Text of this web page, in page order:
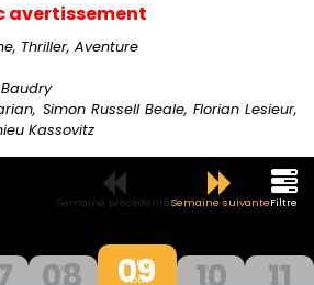
avertissement
Thriller, Aventure
Simon Russell Beale, Florian Lesieur,
Kassovitz
Semaine précédenteSemaine suivanteFiltre
Sam
08 Dim
09
Aout
Lun
10 Mar
11